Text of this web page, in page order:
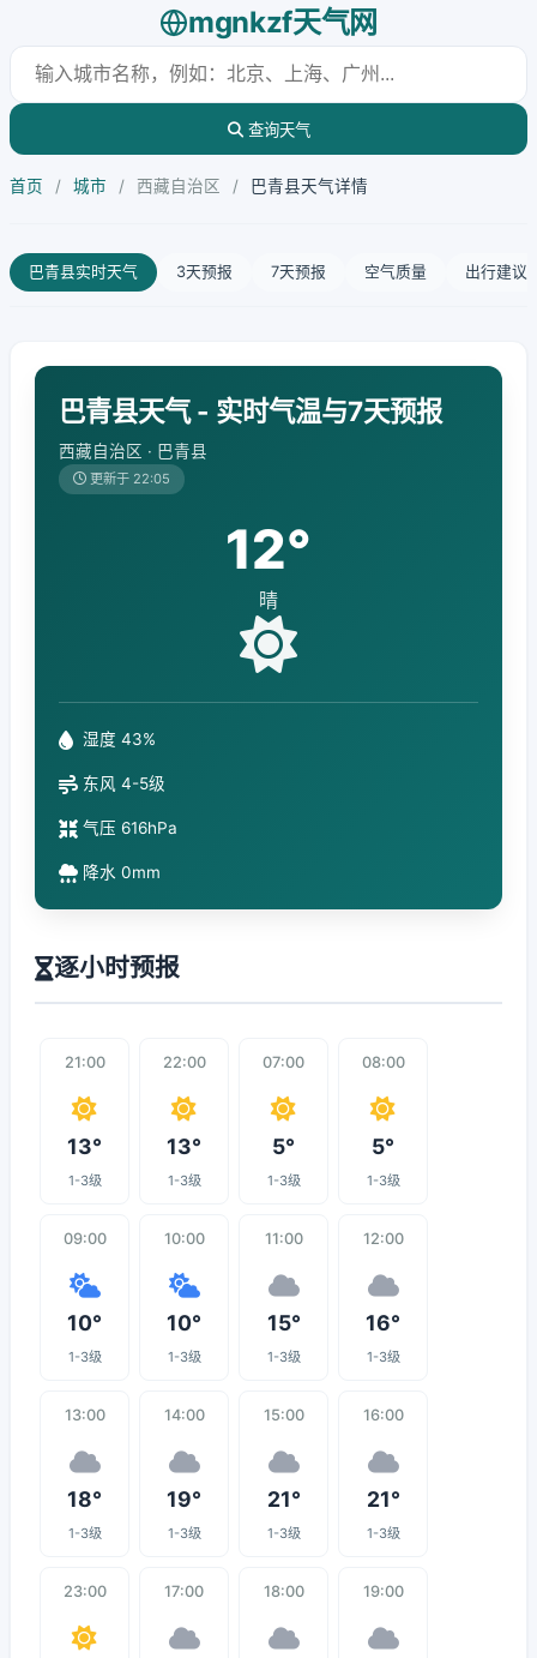
mgnkzf天气网
查询天气
首页 / 城市 / 西藏自治区 / 巴青县天气详情
巴青县实时天气 3天预报 7天预报 空气质量 出行建议
巴青县天气 - 实时气温与7天预报
西藏自治区 · 巴青县
更新于 22:05
12°
晴
湿度 43%
东风 4-5级
气压 616hPa
降水 0mm
逐小时预报
21:00
13°
1-3级
22:00
13°
1-3级
07:00
5°
1-3级
08:00
5°
1-3级
09:00
10°
1-3级
10:00
10°
1-3级
11:00
15°
1-3级
12:00
16°
1-3级
13:00
18°
1-3级
14:00
19°
1-3级
15:00
21°
1-3级
16:00
21°
1-3级
23:00 17:00 18:00 19:00